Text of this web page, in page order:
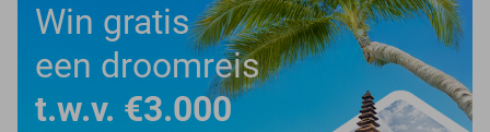
Win gratis
een droomreis
t.w.v. €3.000